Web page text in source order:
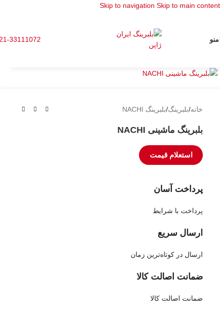
Skip to navigation Skip to main content
منو 33111072
خانه/بلبرینگ/بلبرینگ NACHI
بلبرینگ ماشینی NACHI
استعلام قیمت
پرداخت آسان
پرداخت با شرایط
ارسال سریع
ارسال در کوتاه‌ترین زمان
ضمانت اصالت کالا
ضمانت اصالت کالا